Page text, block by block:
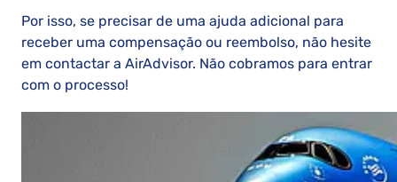
Por isso, se precisar de uma ajuda adicional para
receber uma compensação ou reembolso, não hesite
em contactar a AirAdvisor. Não cobramos para entrar
com o processo!